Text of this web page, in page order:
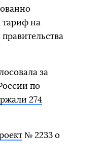
тариф на
за
по
274
№ 2233 о